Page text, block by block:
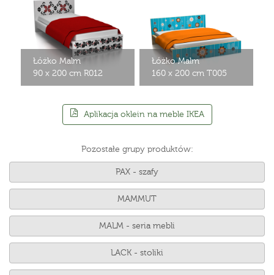
Łóżko Malm
90 x 200 cm R012
Łóżko Malm
160 x 200 cm T005
Aplikacja oklein na meble IKEA
Pozostałe grupy produktów:
PAX - szafy
MAMMUT
MALM - seria mebli
LACK - stoliki